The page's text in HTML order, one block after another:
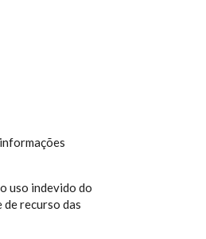
uso indevido do
recurso das